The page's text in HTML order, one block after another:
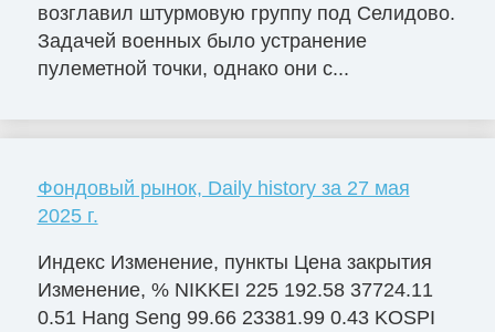
возглавил штурмовую группу под Селидово.
Задачей военных было устранение
пулеметной точки, однако они с...
Фондовый рынок, Daily history за 27 мая
2025 г.
Индекс Изменение, пункты Цена закрытия
Изменение, % NIKKEI 225 192.58 37724.11
0.51 Hang Seng 99.66 23381.99 0.43 KOSPI